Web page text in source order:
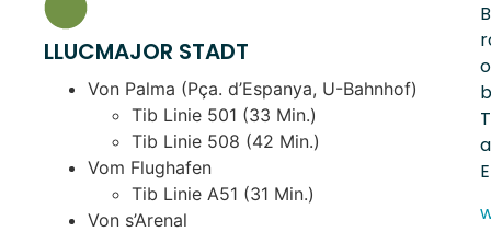
LLUCMAJOR STADT
Von Palma (Pça. d’Espanya, U-Bahnhof)
Tib Linie 501 (33 Min.)
Tib Linie 508 (42 Min.)
Vom Flughafen
Tib Linie A51 (31 Min.)
Von s’Arenal